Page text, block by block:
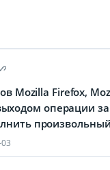
Mozilla Firefox,
операции